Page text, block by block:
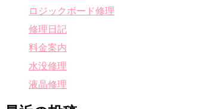
ロジックボード修理
修理日記
料金案内
水没修理
液晶修理